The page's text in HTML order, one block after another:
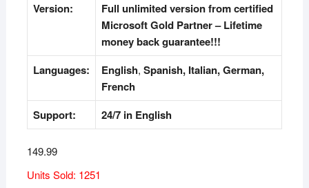
Version:
Full unlimited version from certified
Microsoft Gold Partner– Lifetime
money back guarantee!!!
Languages:
English, Spanish, Italian, German,
French
Support:
24/7 in English
149.99
Units Sold: 1251